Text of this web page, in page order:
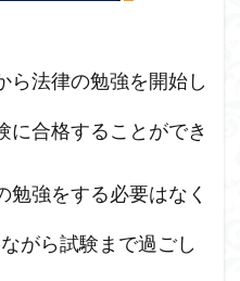
ら法律の勉強を開始し
に合格することができ
勉強をする必要はなく
がら試験まで過ごし